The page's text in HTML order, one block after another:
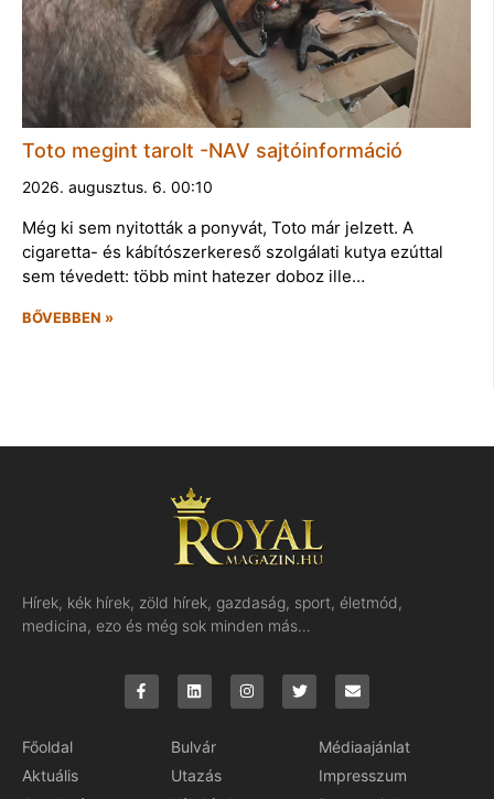
Toto megint tarolt -NAV sajtóinformáció
2026. augusztus. 6. 00:10
Még ki sem nyitották a ponyvát, Toto már jelzett. A
cigaretta- és kábítószerkereső szolgálati kutya ezúttal
sem tévedett: több mint hatezer doboz ille…
BŐVEBBEN »
Hírek, kék hírek, zöld hírek, gazdaság, sport, életmód,
medicina, ezo és még sok minden más…
Főoldal
Aktuális
Bulvár
Utazás
Médiaajánlat
Impresszum